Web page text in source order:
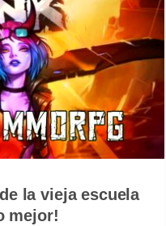
la vieja escuela
mejor!